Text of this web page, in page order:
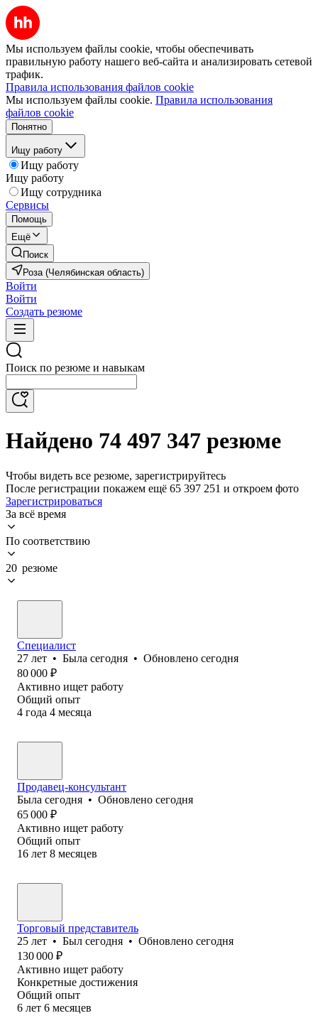
Мы используем файлы cookie, чтобы обеспечивать
правильную работу нашего веб-сайта и анализировать сетевой
трафик.
Правила использования файлов cookie
Мы используем файлы cookie. Правила использования
файлов cookie
Понятно
Ищу работу
Ищу работу
Ищу работу
Ищу сотрудника
Сервисы
Помощь
Ещё
Поиск
Роза (Челябинская область)
Войти
Войти
Создать резюме
Поиск по резюме и навыкам
Найдено 74 497 347 резюме
Чтобы видеть все резюме, зарегистрируйтесь
После регистрации покажем ещё 65 397 251 и откроем фото
Зарегистрироваться
За всё время
По соответствию
20 резюме
Специалист
27 лет • Была сегодня • Обновлено сегодня
80 000 ₽
Активно ищет работу
Общий опыт
4 года 4 месяца
Продавец-консультант
Была сегодня • Обновлено сегодня
65 000 ₽
Активно ищет работу
Общий опыт
16 лет 8 месяцев
Торговый представитель
25 лет • Был сегодня • Обновлено сегодня
130 000 ₽
Активно ищет работу
Конкретные достижения
Общий опыт
6 лет 6 месяцев